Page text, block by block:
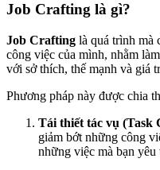
Job Crafting là gì?
Job Crafting là quá trình mà
công việc của mình, nhằm
với sở thích, thế mạnh và giá
Phương pháp này được chia
Tái thiết tác vụ (Task
giảm bớt những công
những việc mà bạn yêu